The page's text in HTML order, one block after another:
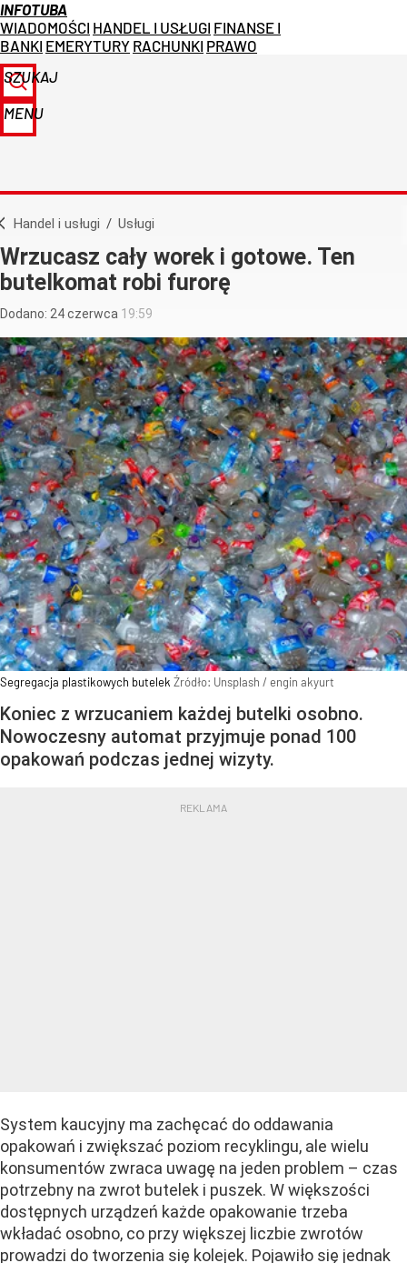
INFOTUBA
WIADOMOŚCI HANDEL I USŁUGI FINANSE I
BANKI EMERYTURY RACHUNKI PRAWO
SZUKAJ
MENU
Handel i usługi / Usługi
Wrzucasz cały worek i gotowe. Ten
butelkomat robi furorę
Dodano: 24czerwca 19:59
Segregacja plastikowych butelek Źródło: Unsplash / engin akyurt
Koniec z wrzucaniem każdej butelki osobno.
Nowoczesny automat przyjmuje ponad 100
opakowań podczas jednej wizyty.
System kaucyjny ma zachęcać do oddawania
opakowań i zwiększać poziom recyklingu, ale wielu
konsumentów zwraca uwagę na jeden problem – czas
potrzebny na zwrot butelek i puszek. W większości
dostępnych urządzeń każde opakowanie trzeba
wkładać osobno, co przy większej liczbie zwrotów
prowadzi do tworzenia się kolejek. Pojawiło się jednak